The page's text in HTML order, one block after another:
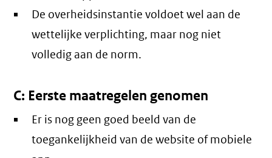
De overheidsinstantie voldoet wel aan de
wettelijke verplichting, maar nog niet
volledig aan de norm.
C: Eerste maatregelen genomen
Er is nog geen goed beeld van de
toegankelijkheid van de website of mobiele